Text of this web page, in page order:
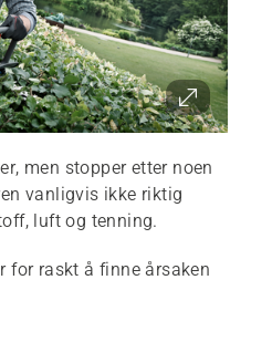
men stopper etter noen
vanligvis ikke riktig
luft og tenning.
for raskt å finne årsaken